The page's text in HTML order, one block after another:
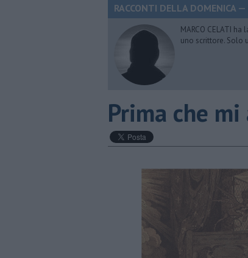
RACCONTI DELLA
MARCO CELATI
uno scrittore. Solo
Prima che